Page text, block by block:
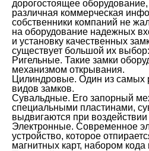
дорогостоящее
различная коммерческая
собственники компаний не
на оборудование надежных
и установку качественных
существует большой их выбор:
Ригельные. Такие замки
механизмом открывания.
Цилиндровые. Один из самых
видов замков.
Сувальдные. Его запорный
специальными пластинами,
выдвигаются при
Электронные. Современное
устройство, которое
магнитных карт, набором